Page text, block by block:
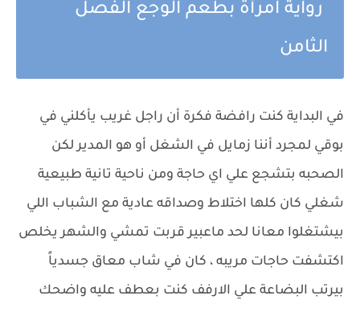
رواية امرأة بطعم الوجع الفصل
الثامن
في البداية كنت رافضة فكرة أن راجل غريب يأكلني في
بوقي لمجرد أننا زمايل في الشغل أو هو المدير لكن
الصحبه بتشجع علي اي حاجة ومن ناحية تانية طبيعية
شغلي كان كلها اختلاط وصداقه عادية مع الشباب اللي
بيشتغلوا معانا لحد ماعبير قربت تمشي والشهر يخلص
اكتشفت حاجات مريبه ، كان في شاب معاق جسدياً
بيرتب البضاعة علي الارفف كنت بعطف عليه واضحك